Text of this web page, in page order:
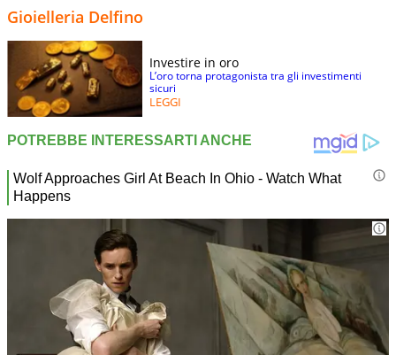
Gioielleria Delfino
Investire in oro
L’oro torna protagonista tra gli investimenti
sicuri
LEGGI